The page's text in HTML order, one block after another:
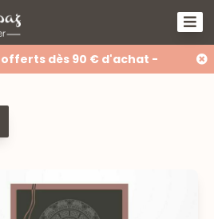
dès 90 € d'achat -